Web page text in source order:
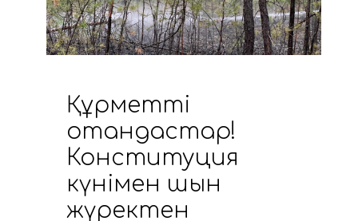
Құрметті
отандастар!
Конституция
күнімен шын
жүректен